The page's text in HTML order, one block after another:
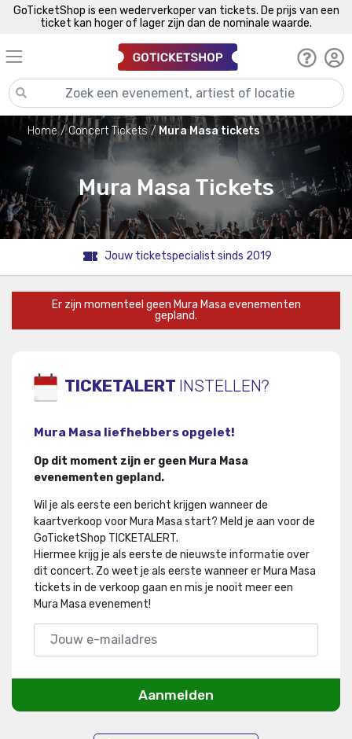
GoTicketShop is een wederverkoper van tickets. De prijs van een
ticket kan hoger of lager zijn dan de nominale waarde.
Home Concert Tickets Mura Masa tickets
Mura Masa Tickets
Jouw ticketspecialist sinds 2019
Er zijn momenteel geen Mura Masa evenementen
gepland.
TICKETALERT INSTELLEN?
Mura Masa liefhebbers opgelet!
Op dit moment zijn er geen Mura Masa
evenementen gepland.
Wil je als eerste een bericht krijgen wanneer de
kaartverkoop voor Mura Masa start? Meld je aan voor de
GoTicketShop TICKETALERT.
Hiermee krijg je als eerste de nieuwste informatie over
dit concert. Zo weet je als eerste wanneer er Mura Masa
tickets in de verkoop gaan en mis je nooit meer een
Mura Masa evenement!
Aanmelden